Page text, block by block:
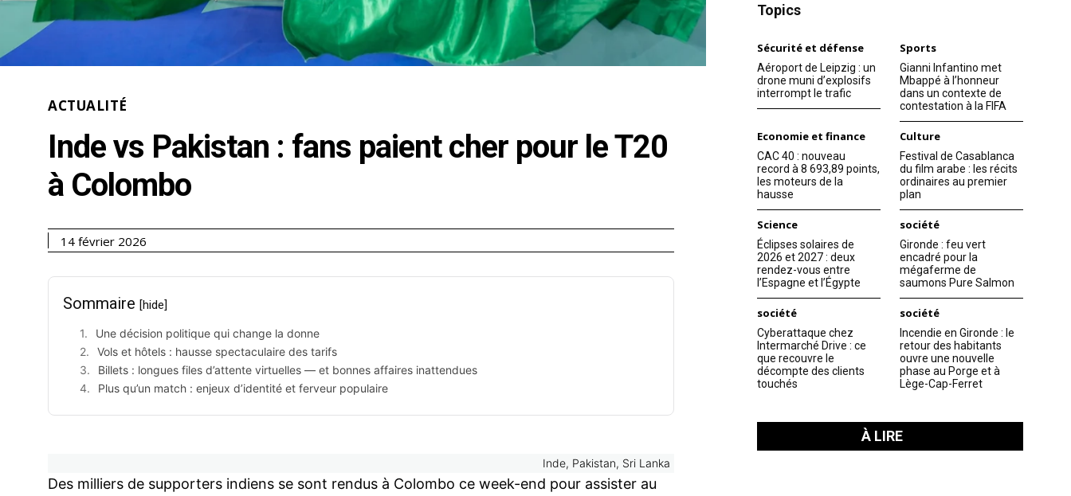
ACTUALITÉ
Inde vs Pakistan : fans paient cher pour le T20
à Colombo
14 février 2026
Sommaire [hide]
Une décision politique qui change la donne
Vols et hôtels : hausse spectaculaire des tarifs
Billets : longues files d’attente virtuelles — et bonnes affaires inattendues
Plus qu’un match : enjeux d’identité et ferveur populaire
Inde, Pakistan, Sri Lanka
Des milliers de supporters indiens se sont rendus à Colombo ce week-end pour assister au
Topics
Sécurité et défense
Aéroport de Leipzig : un
drone muni d’explosifs
interrompt le trafic
Sports
Gianni Infantino met
Mbappé à l’honneur
dans un contexte de
contestation à la FIFA
Economie et finance
CAC 40 : nouveau
record à 8 693,89 points,
les moteurs de la
hausse
Culture
Festival de Casablanca
du film arabe : les récits
ordinaires au premier
plan
Science
Éclipses solaires de
2026 et 2027 : deux
rendez-vous entre
l’Espagne et l’Égypte
société
Gironde : feu vert
encadré pour la
mégaferme de
saumons Pure Salmon
société
Cyberattaque chez
Intermarché Drive : ce
que recouvre le
décompte des clients
touchés
société
Incendie en Gironde : le
retour des habitants
ouvre une nouvelle
phase au Porge et à
Lège-Cap-Ferret
À LIRE